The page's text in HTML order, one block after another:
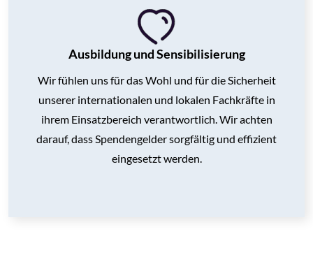
Ausbildung und Sensibilisierung
Wir fühlen uns für das Wohl und für die Sicherheit
unserer internationalen und lokalen Fachkräfte in
ihrem Einsatzbereich verantwortlich. Wir achten
darauf, dass Spendengelder sorgfältig und effizient
eingesetzt werden.